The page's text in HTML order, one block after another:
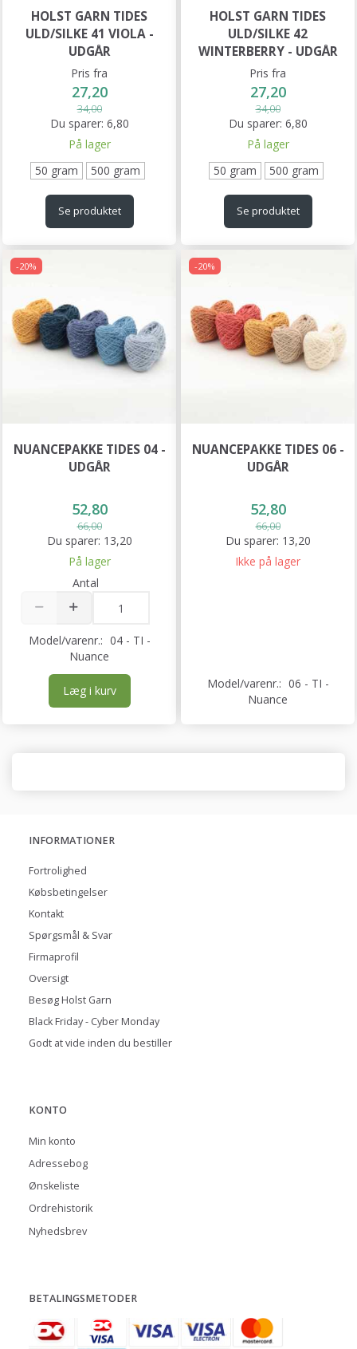
HOLST GARN TIDES
ULD/SILKE 41 VIOLA -
UDGÅR
Pris fra
27,20
34,00
Du sparer: 6,80
På lager
50 gram
500 gram
Se produktet
HOLST GARN TIDES
ULD/SILKE 42
WINTERBERRY - UDGÅR
Pris fra
27,20
34,00
Du sparer: 6,80
På lager
50 gram
500 gram
Se produktet
-20%
NUANCEPAKKE TIDES 04 -
UDGÅR
52,80
66,00
Du sparer: 13,20
På lager
Antal
Model/varenr.: 04 - TI -
Nuance
Læg i kurv
-20%
NUANCEPAKKE TIDES 06 -
UDGÅR
52,80
66,00
Du sparer: 13,20
Ikke på lager
Model/varenr.: 06 - TI -
Nuance
INFORMATIONER
Fortrolighed
Købsbetingelser
Kontakt
Spørgsmål & Svar
Firmaprofil
Oversigt
Besøg Holst Garn
Black Friday - Cyber Monday
Godt at vide inden du bestiller
KONTO
Min konto
Adressebog
Ønskeliste
Ordrehistorik
Nyhedsbrev
BETALINGSMETODER